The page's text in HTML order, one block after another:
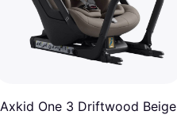
Axkid One 3 Driftwood Beige